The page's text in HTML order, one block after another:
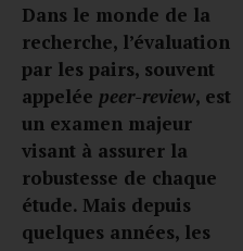
Dans le monde de la
recherche, l’évaluation
par les pairs, souvent
appelée peer-review, est
un examen majeur
visant à assurer la
robustesse de chaque
étude. Mais depuis
quelques années, les